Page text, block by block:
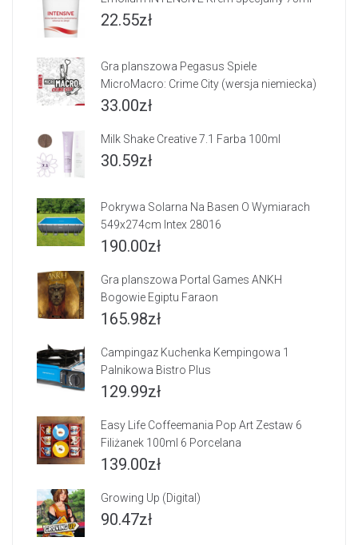
22.55zł
Gra planszowa Pegasus Spiele
MicroMacro: Crime City (wersja niemiecka)
33.00zł
Milk Shake Creative 7.1 Farba 100ml
30.59zł
Pokrywa Solarna Na Basen O Wymiarach
549x274cm Intex 28016
190.00zł
Gra planszowa Portal Games ANKH
Bogowie Egiptu Faraon
165.98zł
Campingaz Kuchenka Kempingowa 1
Palnikowa Bistro Plus
129.99zł
Easy Life Coffeemania Pop Art Zestaw 6
Filiżanek 100ml 6 Porcelana
139.00zł
Growing Up (Digital)
90.47zł